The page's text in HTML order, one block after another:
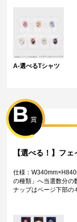
する必要がございま
・サイン入り景品とサ
・製作状況や天候状況
・海外への配送は対応
特典について
・多連特典をご希望
が表示されているボタ
注意ください。
・Wチャンス賞は対象
キャンペーンです。
・抽選は該当するWチ
・Wチャンス賞のチ
A-選べるTシャツ
B 賞
【選べる！】フ
仕様：
の種類」へ当選数分
ナップはページ下部の